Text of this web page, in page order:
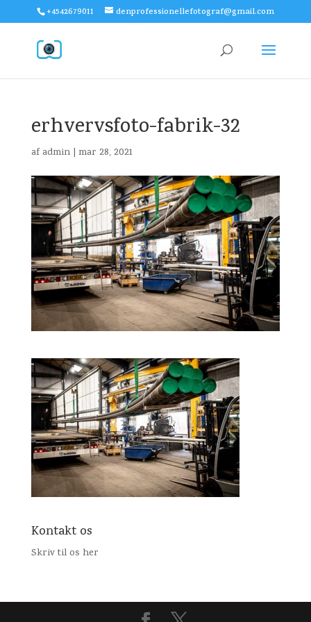
+4542679011 denprofessionellefotograf@gmail.com
erhvervsfoto-fabrik-32
af admin| mar 28, 2021
Kontakt os
Skriv til os her